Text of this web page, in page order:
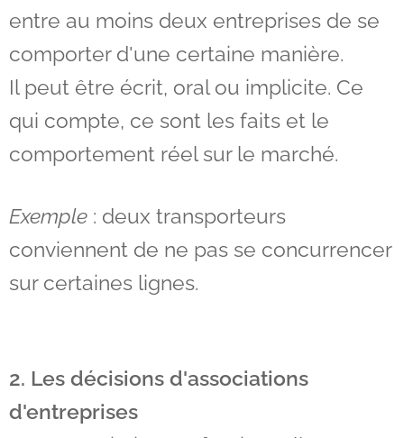
entre au moins deux entreprises de se
comporter d'une certaine manière.
Il peut être écrit, oral ou implicite. Ce
qui compte, ce sont les faits et le
comportement réel sur le marché.
Exemple : deux transporteurs
conviennent de ne pas se concurrencer
sur certaines lignes.
2. Les décisions d'associations
d'entreprises